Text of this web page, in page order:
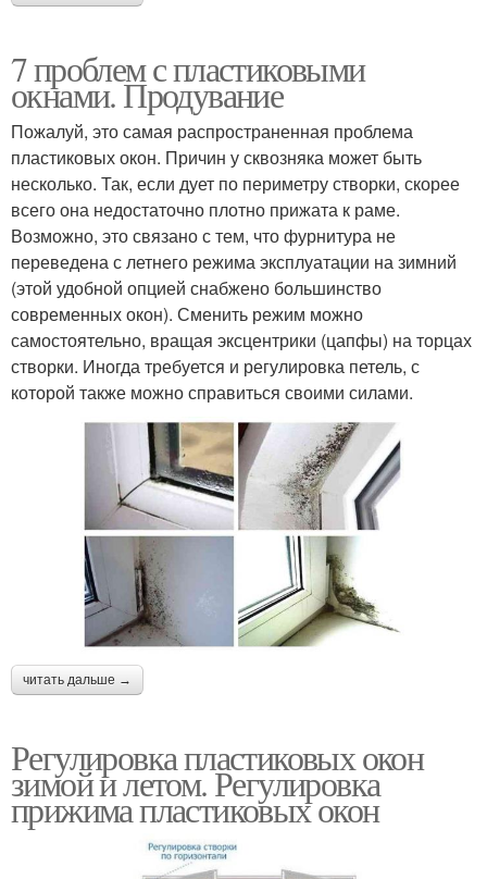
7 проблем с пластиковыми
окнами. Продувание
Пожалуй, это самая распространенная проблема
пластиковых окон. Причин у сквозняка может быть
несколько. Так, если дует по периметру створки, скорее
всего она недостаточно плотно прижата к раме.
Возможно, это связано с тем, что фурнитура не
переведена с летнего режима эксплуатации на зимний
(этой удобной опцией снабжено большинство
современных окон). Сменить режим можно
самостоятельно, вращая эксцентрики (цапфы) на торцах
створки. Иногда требуется и регулировка петель, с
которой также можно справиться своими силами.
читать дальше →
Регулировка пластиковых окон
зимой и летом. Регулировка
прижима пластиковых окон